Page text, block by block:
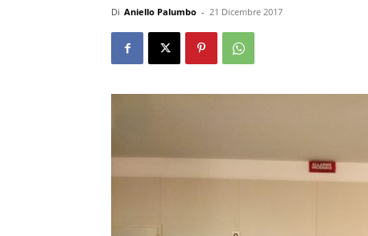
Di Aniello Palumbo - 21 Dicembre 2017